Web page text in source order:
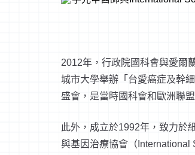
2012年，行政院國科會與愛爾
城市大學舉辦「台愛癌症及幹
盛會，是當時國科會和歐洲聯
此外，成立於1992年，致力於
與基因治療協會（ International